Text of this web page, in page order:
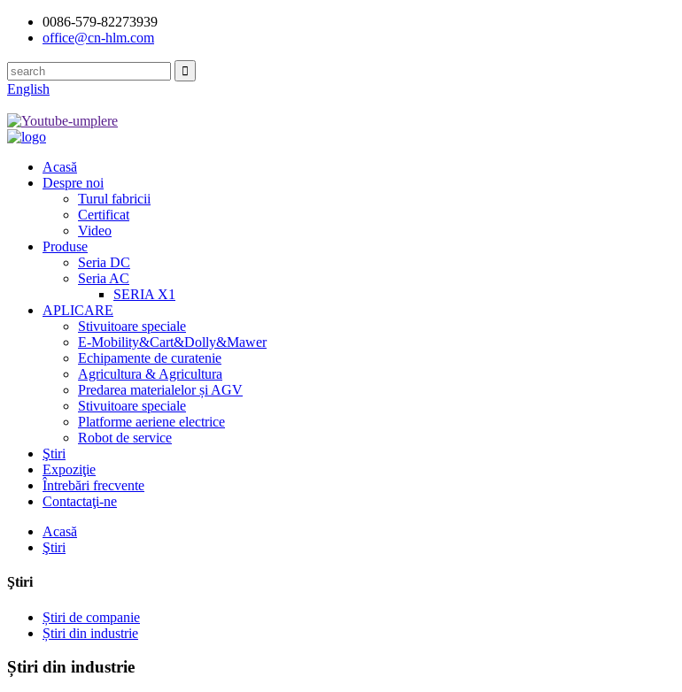
0086-579-82273939
office@cn-hlm.com
English
Acasă
Despre noi
Turul fabricii
Certificat
Video
Produse
Seria DC
Seria AC
SERIA X1
APLICARE
Stivuitoare speciale
E-Mobility&Cart&Dolly&Mawer
Echipamente de curatenie
Agricultura & Agricultura
Predarea materialelor și AGV
Stivuitoare speciale
Platforme aeriene electrice
Robot de service
Ştiri
Expoziţie
Întrebări frecvente
Contactaţi-ne
Acasă
Ştiri
Ştiri
Știri de companie
Știri din industrie
Știri din industrie